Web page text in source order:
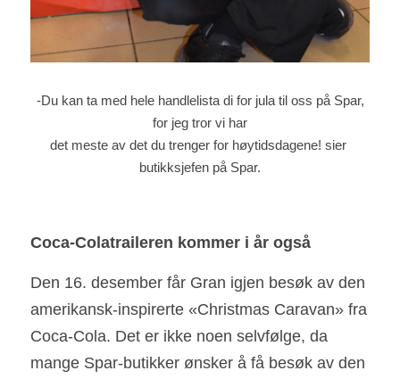
for jeg tror vi har
det meste av det du trenger for høytidsdagene! sier
butikksjefen på Spar.
Coca-Colatraileren kommer i år også
Den 16. desember får Gran igjen besøk av den
amerikansk-inspirerte «Christmas Caravan» fra
Coca-Cola. Det er ikke noen selvfølge, da
mange Spar-butikker ønsker å få besøk av den